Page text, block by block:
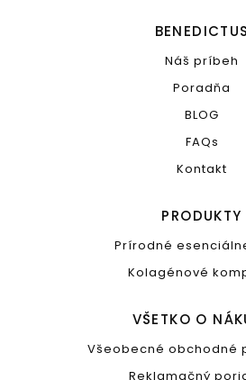
BENEDICTUS
Náš príbeh
Poradňa
BLOG
FAQs
Kontakt
PRODUKTY
Prírodné
Kolagénové
VŠETKO O
Všeobecné obchodné
Reklamačný